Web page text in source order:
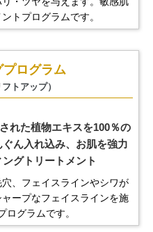
トプログラムです。
プログラム
トアップ）
れた植物エキスを100％の
ん入れ込み、 お肌を強力
グトリートメント
、フェイスラインやシワが
ャープなフェイスラインを施
ログラムです。